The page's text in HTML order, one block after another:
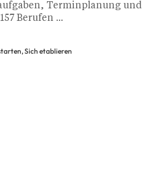
Terminplanung und
Berufen ...
Sich etablieren